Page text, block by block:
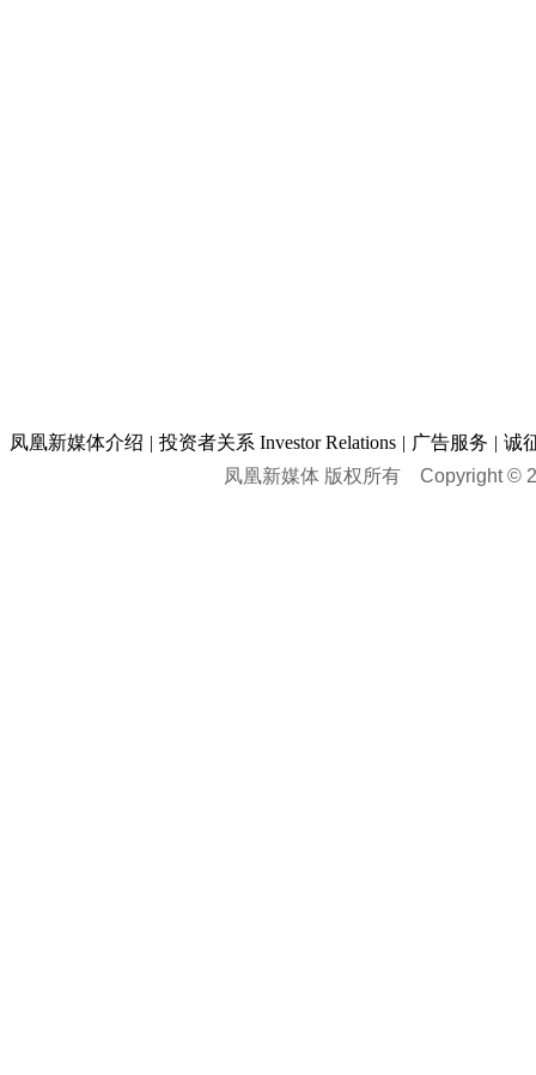
凤凰新媒体介绍 | 投资者关系 Investor Relations | 广告服务 | 诚
凤凰新媒体 版权所有 Copyright ©